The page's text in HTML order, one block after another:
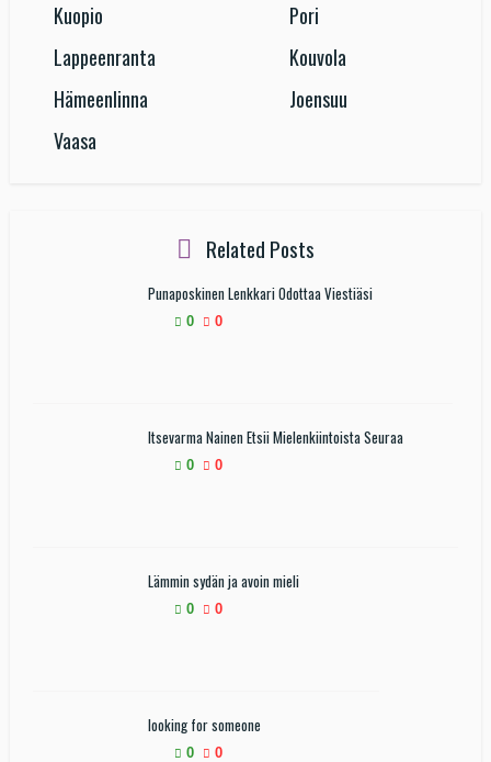
Kuopio
Pori
Lappeenranta
Kouvola
Hämeenlinna
Joensuu
Vaasa
Related Posts
Punaposkinen Lenkkari Odottaa Viestiäsi
0 0
Itsevarma Nainen Etsii Mielenkiintoista Seuraa
0 0
Lämmin sydän ja avoin mieli
0 0
looking for someone
0 0